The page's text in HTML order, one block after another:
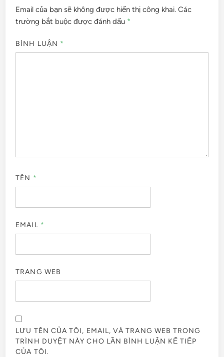
Email của bạn sẽ không được hiển thị công khai. Các
trường bắt buộc được đánh dấu *
BÌNH LUẬN *
TÊN *
EMAIL *
TRANG WEB
LƯU TÊN CỦA TÔI, EMAIL, VÀ TRANG WEB TRONG
TRÌNH DUYỆT NÀY CHO LẦN BÌNH LUẬN KẾ TIẾP
CỦA TÔI.